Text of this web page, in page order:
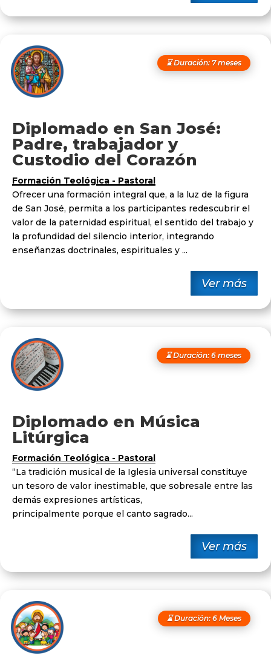
⌛ Duración: 7 meses
Diplomado en San José:
Padre, trabajador y
Custodio del Corazón
Formación Teológica - Pastoral
Ofrecer una formación integral que, a la luz de la figura
de San José, permita a los participantes redescubrir el
valor de la paternidad espiritual, el sentido del trabajo y
la profundidad del silencio interior, integrando
enseñanzas doctrinales, espirituales y ...
Ver más
⌛ Duración: 6 meses
Diplomado en Música
Litúrgica
Formación Teológica - Pastoral
“La tradición musical de la Iglesia universal constituye
un tesoro de valor inestimable, que sobresale entre las
demás expresiones artísticas,
principalmente porque el canto sagrado...
Ver más
⌛ Duración: 6 Meses